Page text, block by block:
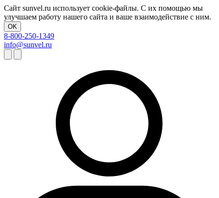
Сайт sunvel.ru использует cookie-файлы. С их помощью мы
улучшаем работу нашего сайта и ваше взаимодействие с ним.
OK
8-800-250-1349
info@sunvel.ru